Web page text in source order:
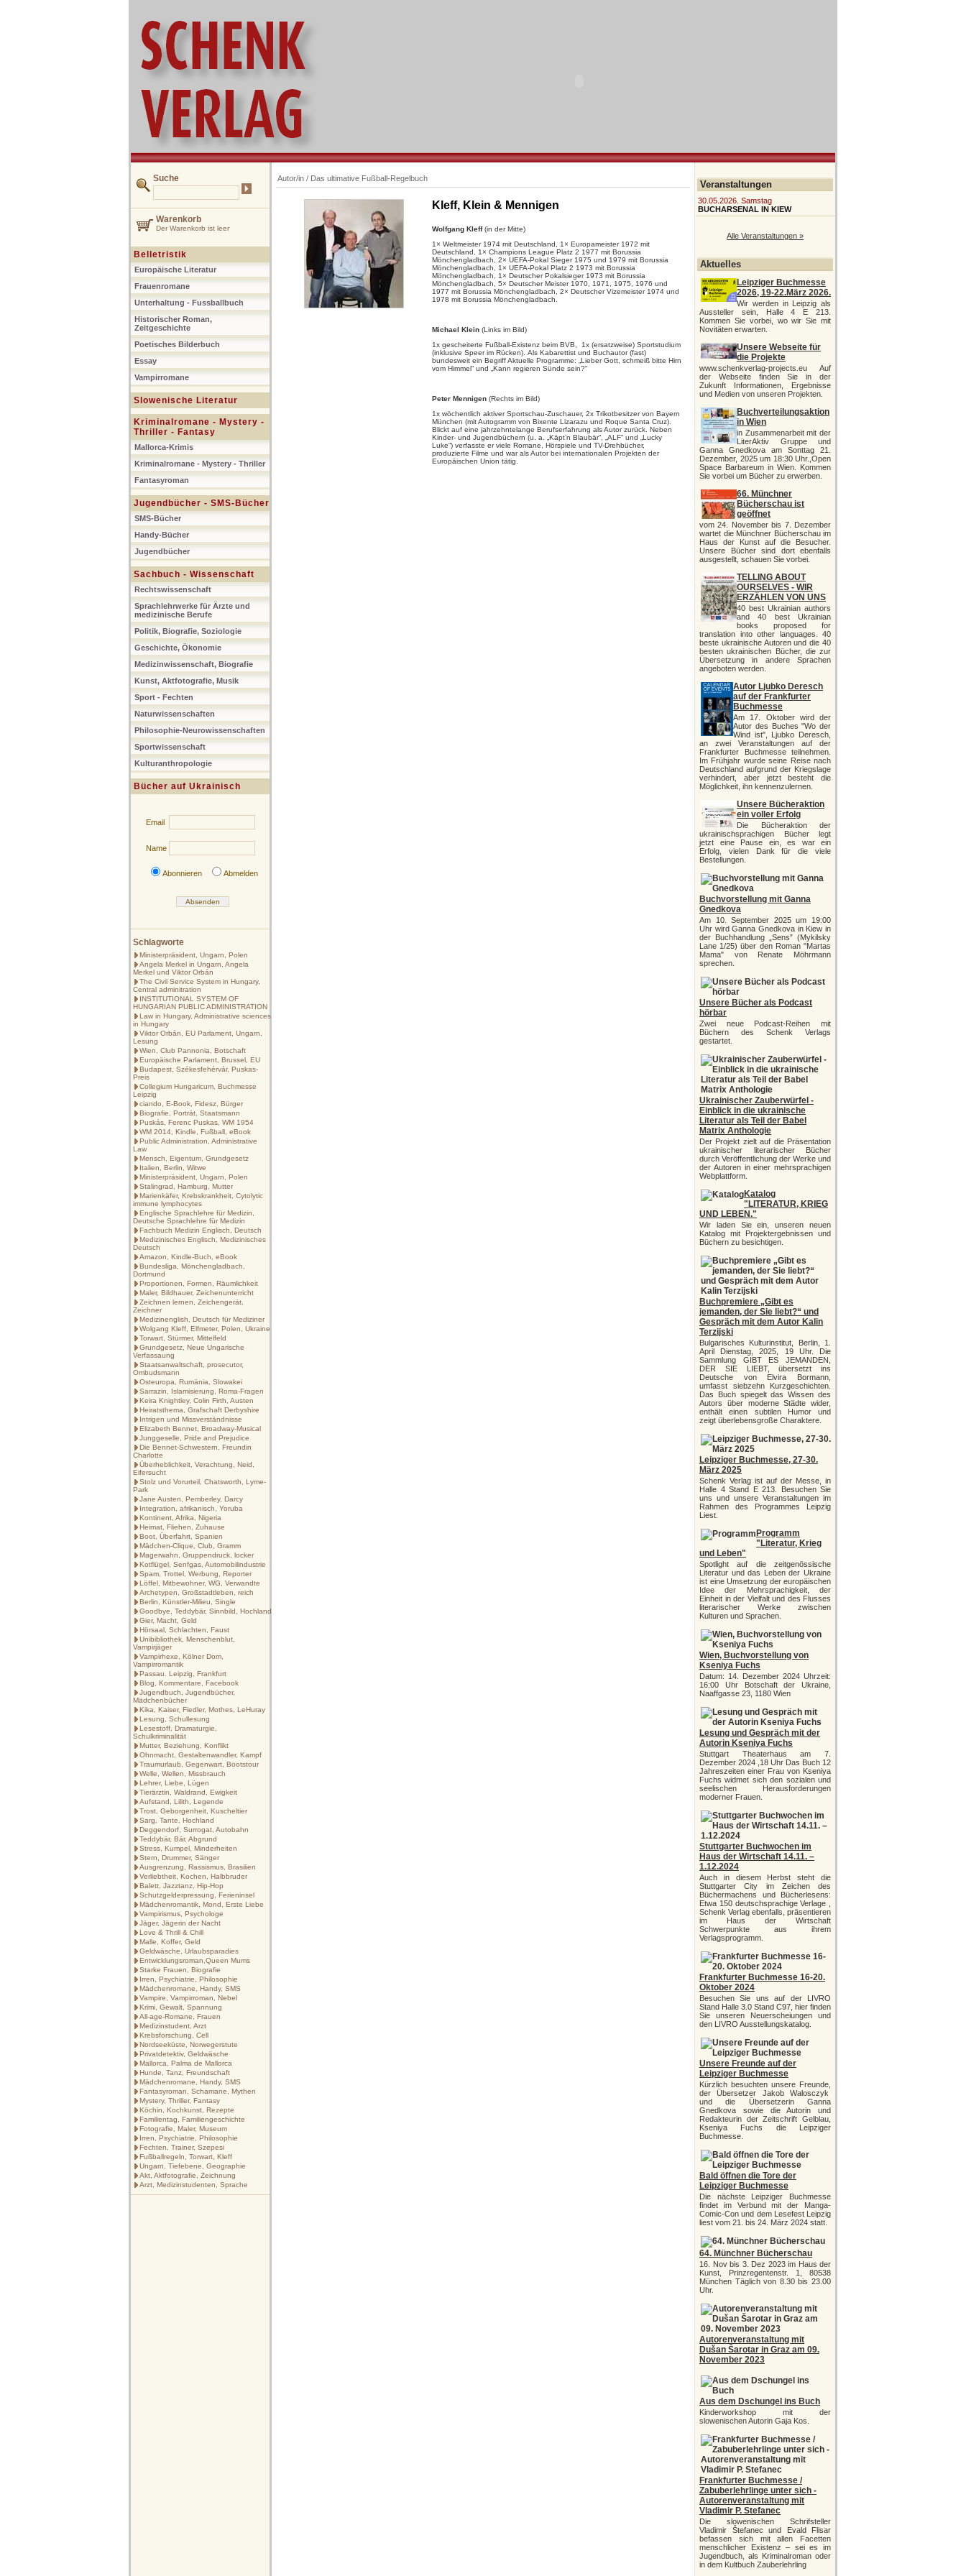
Suche
Warenkorb
Der Warenkorb ist leer
Belletristik
Europäische Literatur
Frauenromane
Unterhaltung - Fussballbuch
Historischer Roman,
Zeitgeschichte
Poetisches Bilderbuch
Essay
Vampirromane
Slowenische Literatur
Kriminalromane - Mystery -
Thriller - Fantasy
Mallorca-Krimis
Kriminalromane - Mystery - Thriller
Fantasyroman
Jugendbücher - SMS-Bücher
SMS-Bücher
Handy-Bücher
Jugendbücher
Sachbuch - Wissenschaft
Rechtswissenschaft
Sprachlehrwerke für Ärzte und
medizinische Berufe
Politik, Biografie, Soziologie
Geschichte, Ökonomie
Medizinwissenschaft, Biografie
Kunst, Aktfotografie, Musik
Sport - Fechten
Naturwissenschaften
Philosophie-Neurowissenschaften
Sportwissenschaft
Kulturanthropologie
Bücher auf Ukrainisch
Email
Name
Abonnieren Abmelden
Schlagworte
Ministerpräsident, Ungarn, Polen
Angela Merkel in Ungarn, Angela
Merkel und Viktor Orbán
The Civil Service System in Hungary,
Central adminitration
INSTITUTIONAL SYSTEM OF
HUNGARIAN PUBLIC ADMINISTRATION
Law in Hungary, Administrative sciences
in Hungary
Viktor Orbán, EU Parlament, Ungarn,
Lesung
Wien, Club Pannonia, Botschaft
Europäische Parlament, Brussel, EU
Budapest, Székesfehérvár, Puskas-
Preis
Collegium Hungaricum, Buchmesse
Leipzig
ciando, E-Book, Fidesz, Bürger
Biografie, Porträt, Staatsmann
Puskás, Ferenc Puskas, WM 1954
WM 2014, Kindle, Fußball, eBook
Public Administration, Administrative
Law
Mensch, Eigentum, Grundgesetz
Italien, Berlin, Witwe
Ministerpräsident, Ungarn, Polen
Stalingrad, Hamburg, Mutter
Marienkäfer, Krebskrankheit, Cytolytic
immune lymphocytes
Englische Sprachlehre für Medizin,
Deutsche Sprachlehre für Medizin
Fachbuch Medizin Englisch, Deutsch
Medizinisches Englisch, Medizinisches
Deutsch
Amazon, Kindle-Buch, eBook
Bundesliga, Mönchengladbach,
Dortmund
Proportionen, Formen, Räumlichkeit
Maler, Bildhauer, Zeichenunterricht
Zeichnen lernen, Zeichengerät,
Zeichner
Medizinenglish, Deutsch für Mediziner
Wolgang Kleff, Elfmeter, Polen, Ukraine
Torwart, Stürmer, Mittelfeld
Grundgesetz, Neue Ungarische
Verfassaung
Staatsanwaltschaft, prosecutor,
Ombudsmann
Osteuropa, Rumänia, Slowakei
Sarrazin, Islamisierung, Roma-Fragen
Keira Knightley, Colin Firth, Austen
Heiratsthema, Grafschaft Derbyshire
Intrigen und Missverständnisse
Elizabeth Bennet, Broadway-Musical
Junggeselle, Pride and Prejudice
Die Bennet-Schwestern, Freundin
Charlotte
Überheblichkeit, Verachtung, Neid,
Eifersucht
Stolz und Vorurteil, Chatsworth, Lyme-
Park
Jane Austen, Pemberley, Darcy
Integration, afrikanisch, Yoruba
Kontinent, Afrika, Nigeria
Heimat, Fliehen, Zuhause
Boot, Überfahrt, Spanien
Mädchen-Clique, Club, Gramm
Magerwahn, Gruppendruck, locker
Kotflügel, Senfgas, Automobilindustrie
Spam, Trottel, Werbung, Reporter
Löffel, Mitbewohner, WG, Verwandte
Archetypen, Großstadtleben, reich
Berlin, Künstler-Milieu, Single
Goodbye, Teddybär, Sinnbild, Hochland
Gier, Macht, Geld
Hörsaal, Schlachten, Faust
Unibibliothek, Menschenblut,
Vampirjäger
Vampirhexe, Kölner Dom,
Vampirromantik
Passau. Leipzig, Frankfurt
Blog, Kommentare, Facebook
Jugendbuch, Jugendbücher,
Mädchenbücher
Kika, Kaiser, Fiedler, Mothes, LeHuray
Lesung, Schullesung
Lesestoff, Dramaturgie,
Schulkriminalität
Mutter, Beziehung, Konflikt
Ohnmacht, Gestaltenwandler, Kampf
Traumurlaub, Gegenwart, Bootstour
Welle, Wellen, Missbrauch
Lehrer, Liebe, Lügen
Tierärztin, Waldrand, Ewigkeit
Aufstand, Lilith, Legende
Trost, Geborgenheit, Kuscheltier
Sarg, Tante, Hochland
Deggendorf, Surrogat, Autobahn
Teddybär, Bär, Abgrund
Stress, Kumpel, Minderheiten
Stern, Drummer, Sänger
Ausgrenzung, Rassismus, Brasilien
Verliebtheit, Kochen, Halbbruder
Balett, Jazztanz, Hip-Hop
Schutzgelderpressung, Ferieninsel
Mädchenromantik, Mond, Erste Liebe
Vampirismus, Psychologe
Jäger, Jägerin der Nacht
Love & Thrill & Chill
Malle, Koffer, Geld
Geldwäsche, Urlaubsparadies
Entwicklungsroman,Queen Mums
Starke Frauen, Biografie
Irren, Psychiatrie, Philosophie
Mädchenromane, Handy, SMS
Vampire, Vampirroman, Nebel
Krimi, Gewalt, Spannung
All-age-Romane, Frauen
Medizinstudent, Arzt
Krebsforschung, Cell
Nordseeküste, Norwegerstute
Privatdetektiv, Geldwäsche
Mallorca, Palma de Mallorca
Hunde, Tanz, Freundschaft
Mädchenromane, Handy, SMS
Fantasyroman, Schamane, Mythen
Mystery, Thriller, Fantasy
Köchin, Kochkunst, Rezepte
Familientag, Familiengeschichte
Fotografie, Maler, Museum
Irren, Psychiatrie, Philosophie
Fechten, Trainer, Szepesi
Fußballregeln, Torwart, Kleff
Ungarn, Tiefebene, Geographie
Akt, Aktfotografie, Zeichnung
Arzt, Medizinstudenten, Sprache
Autor/in / Das ultimative Fußball-Regelbuch
Kleff, Klein & Mennigen
Wolfgang Kleff(in der Mitte)
1× Weltmeister 1974 mit Deutschland, 1× Europameister 1972 mit
Deutschland, 1× Champions League Platz 2 1977 mit Borussia
Mönchengladbach, 2× UEFA-Pokal Sieger 1975 und 1979 mit Borussia
Mönchengladbach, 1× UEFA-Pokal Platz 2 1973 mit Borussia
Mönchengladbach, 1× Deutscher Pokalsieger 1973 mit Borussia
Mönchengladbach, 5× Deutscher Meister 1970, 1971, 1975, 1976 und
1977 mit Borussia Mönchengladbach, 2× Deutscher Vizemeister 1974 und
1978 mit Borussia Mönchengladbach.
Michael Klein (Links im Bild)
1x gescheiterte Fußball-Existenz beim BVB, 1x (ersatzweise) Sportstudium
(inklusive Speer im Rücken). Als Kabarettist und Buchautor (fast)
bundesweit ein Begriff Aktuelle Programme: „Lieber Gott, schmeiß bitte Hirn
vom Himmel“ und „Kann regieren Sünde sein?“
Peter Mennigen (Rechts im Bild)
1x wöchentlich aktiver Sportschau-Zuschauer, 2x Trikotbesitzer von Bayern
München (mit Autogramm von Bixente Lizarazu und Roque Santa Cruz).
Blickt auf eine jahrzehntelange Berufserfahrung als Autor zurück. Neben
Kinder- und Jugendbüchern (u. a. „Käpt’n Blaubär“, „ALF“ und „Lucky
Luke“) verfasste er viele Romane, Hörspiele und TV-Drehbücher,
produzierte Filme und war als Autor bei internationalen Projekten der
Europäischen Union tätig.
Veranstaltungen
30.05.2026. Samstag
BUCHARSENAL IN KIEW
Alle Veranstaltungen »
Aktuelles
Leipziger Buchmesse
2026, 19-22.März 2026.
Wir werden in Leipzig als
Aussteller sein, Halle 4 E 213.
Kommen Sie vorbei, wo wir Sie mit
Novitäten erwarten.
Unsere Webseite für
die Projekte
www.schenkverlag-projects.eu Auf
der Webseite finden Sie in der
Zukunft Informationen, Ergebnisse
und Medien von unseren Projekten.
Buchverteilungsaktion
in Wien
in Zusammenarbeit mit der
LiterAktiv Gruppe und
Ganna Gnedkova am Sonttag 21.
Dezember, 2025 um 18:30 Uhr.,Open
Space Barbareum in Wien. Kommen
Sie vorbei um Bücher zu erwerben.
66. Münchner
Bücherschau ist
geöffnet
vom 24. November bis 7. Dezember
wartet die Münchner Bücherschau im
Haus der Kunst auf die Besucher.
Unsere Bücher sind dort ebenfalls
ausgestellt, schauen Sie vorbei.
TELLING ABOUT
OURSELVES - WIR
ERZÄHLEN VON UNS
40 best Ukrainian authors
and 40 best Ukrainian
books proposed for
translation into other languages. 40
beste ukrainische Autoren und die 40
besten ukrainischen Bücher, die zur
Übersetzung in andere Sprachen
angeboten werden.
Autor Ljubko Deresch
auf der Frankfurter
Buchmesse
Am 17. Oktober wird der
Autor des Buches "Wo der
Wind ist", Ljubko Deresch,
an zwei Veranstaltungen auf der
Frankfurter Buchmesse teilnehmen.
Im Frühjahr wurde seine Reise nach
Deutschland aufgrund der Kriegslage
verhindert, aber jetzt besteht die
Möglichkeit, ihn kennenzulernen.
Unsere Bücheraktion
ein voller Erfolg
Die Bücheraktion der
ukrainischsprachigen Bücher legt
jetzt eine Pause ein, es war ein
Erfolg, vielen Dank für die viele
Bestellungen.
Buchvorstellung mit Ganna
Gnedkova
Am 10. September 2025 um 19:00
Uhr wird Ganna Gnedkova in Kiew in
der Buchhandlung „Sens” (Mykilsky
Lane 1/25) über den Roman "Martas
Mama" von Renate Möhrmann
sprechen.
Unsere Bücher als Podcast
hörbar
Zwei neue Podcast-Reihen mit
Büchern des Schenk Verlags
gestartet.
Ukrainischer Zauberwürfel -
Einblick in die ukrainische
Literatur als Teil der Babel
Matrix Anthologie
Der Projekt zielt auf die Präsentation
ukrainischer literarischer Bücher
durch Veröffentlichung der Werke und
der Autoren in einer mehrsprachigen
Webplattform.
Katalog
"LITERATUR, KRIEG
UND LEBEN."
Wir laden Sie ein, unseren neuen
Katalog mit Projektergebnissen und
Büchern zu besichtigen.
Buchpremiere „Gibt es
jemanden, der Sie liebt?“ und
Gespräch mit dem Autor Kalin
Terzijski
Bulgarisches Kulturinstitut, Berlin, 1.
April Dienstag, 2025, 19 Uhr. Die
Sammlung GIBT ES JEMANDEN,
DER SIE LIEBT, übersetzt ins
Deutsche von Elvira Bormann,
umfasst siebzehn Kurzgeschichten.
Das Buch spiegelt das Wissen des
Autors über moderne Städte wider,
enthält einen subtilen Humor und
zeigt überlebensgroße Charaktere.
Leipziger Buchmesse, 27-30.
März 2025
Schenk Verlag ist auf der Messe, in
Halle 4 Stand E 213. Besuchen Sie
uns und unsere Veranstaltungen im
Rahmen des Programmes Leipzig
Liest.
Programm
"Literatur, Krieg
und Leben"
Spotlight auf die zeitgenössische
Literatur und das Leben der Ukraine
ist eine Umsetzung der europäischen
Idee der Mehrsprachigkeit, der
Einheit in der Vielfalt und des Flusses
literarischer Werke zwischen
Kulturen und Sprachen.
Wien, Buchvorstellung von
Kseniya Fuchs
Datum: 14. Dezember 2024 Uhrzeit:
16:00 Uhr Botschaft der Ukraine,
Naaffgasse 23, 1180 Wien
Lesung und Gespräch mit der
Autorin Kseniya Fuchs
Stuttgart Theaterhaus am 7.
Dezember 2024 ,18 Uhr Das Buch 12
Jahreszeiten einer Frau von Kseniya
Fuchs widmet sich den sozialen und
seelischen Herausforderungen
moderner Frauen.
Stuttgarter Buchwochen im
Haus der Wirtschaft 14.11. –
1.12.2024
Auch in diesem Herbst steht die
Stuttgarter City im Zeichen des
Büchermachens und Bücherlesens:
Etwa 150 deutschsprachige Verlage ,
Schenk Verlag ebenfalls, präsentieren
im Haus der Wirtschaft
Schwerpunkte aus ihrem
Verlagsprogramm.
Frankfurter Buchmesse 16-20.
Oktober 2024
Besuchen Sie uns auf der LIVRO
Stand Halle 3.0 Stand C97, hier finden
Sie unseren Neuerscheiungen und
den LIVRO Ausstellungskatalog.
Unsere Freunde auf der
Leipziger Buchmesse
Kürzlich besuchten unsere Freunde,
der Übersetzer Jakob Walosczyk
und die Übersetzerin Ganna
Gnedkova sowie die Autorin und
Redakteurin der Zeitschrift Gelblau,
Kseniya Fuchs die Leipziger
Buchmesse.
Bald öffnen die Tore der
Leipziger Buchmesse
Die nächste Leipziger Buchmesse
findet im Verbund mit der Manga-
Comic-Con und dem Lesefest Leipzig
liest vom 21. bis 24. März 2024 statt.
64. Münchner Bücherschau
16. Nov bis 3. Dez 2023 im Haus der
Kunst, Prinzregentenstr. 1, 80538
München Täglich von 8.30 bis 23.00
Uhr.
Autorenveranstaltung mit
Dušan Šarotar in Graz am 09.
November 2023
Aus dem Dschungel ins Buch
Kinderworkshop mit der
slowenischen Autorin Gaja Kos.
Frankfurter Buchmesse /
Zabuberlehrlinge unter sich -
Autorenveranstaltung mit
Vladimir P. Stefanec
Die slowenischen Schrifsteller
Vladimir Štefanec und Evald Flisar
befassen sich mit allen Facetten
menschlicher Existenz – sei es im
Jugendbuch, als Kriminalroman oder
in dem Kultbuch Zauberlehrling